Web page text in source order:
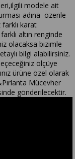
modele ait
adına özenle
farklı karat
altın renginde
olacaksa bizimle
bilgi alabilirsiniz.
ölçüye
ürüne özel olarak
Mücevher
gönderilecektir.